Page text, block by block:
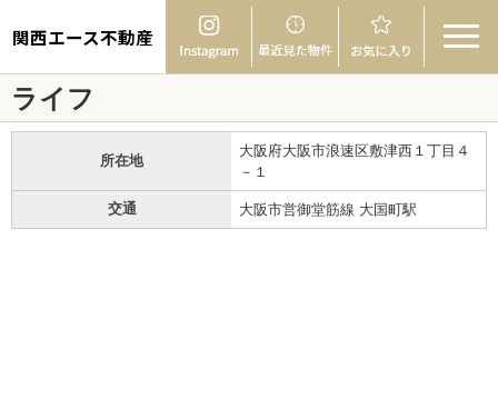
関西エース不動産
ライフ
所在地
大阪府大阪市浪速区敷津西１丁目４
－１
交通 大阪市営御堂筋線 大国町駅